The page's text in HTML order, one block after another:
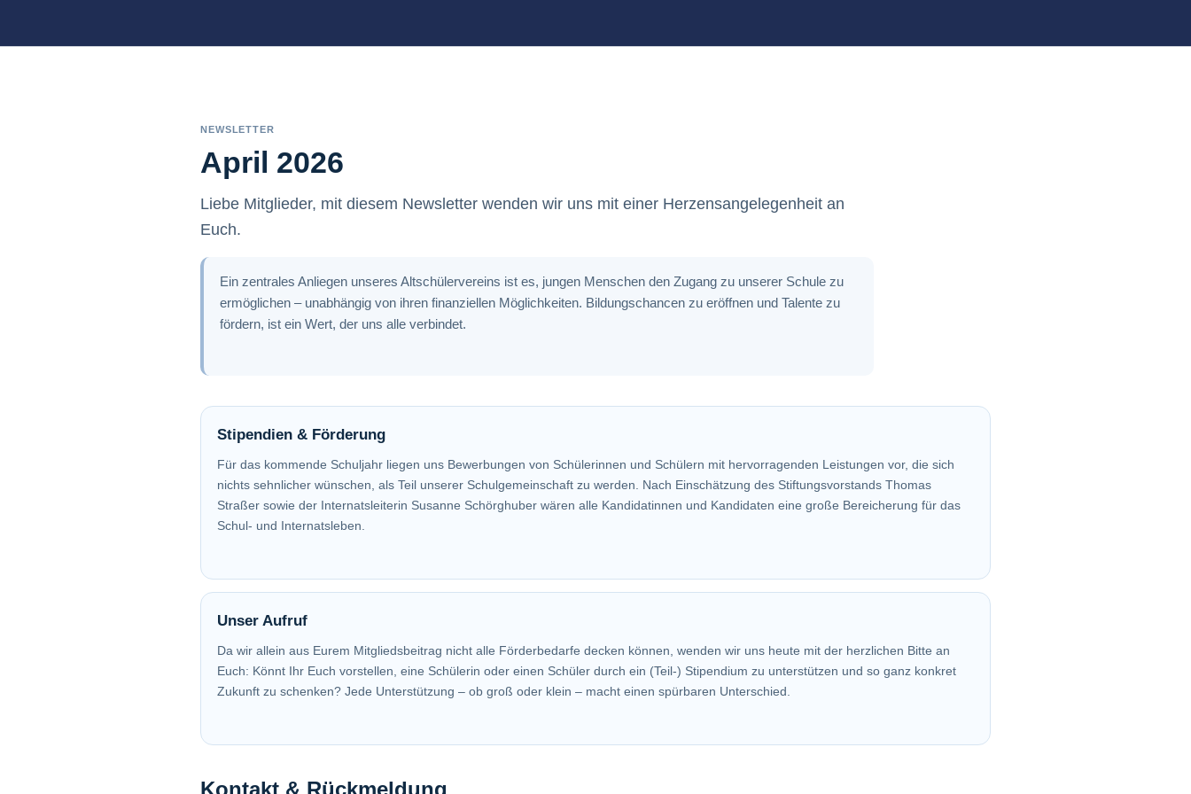
NEWSLETTER
April 2026
Liebe Mitglieder, mit diesem Newsletter wenden wir uns mit einer Herzensangelegenheit an
Euch.
Ein zentrales Anliegen unseres Altschülervereins ist es, jungen Menschen den Zugang zu unserer Schule zu
ermöglichen – unabhängig von ihren finanziellen Möglichkeiten. Bildungschancen zu eröffnen und Talente zu
fördern, ist ein Wert, der uns alle verbindet.
Stipendien & Förderung
Für das kommende Schuljahr liegen uns Bewerbungen von Schülerinnen und Schülern mit hervorragenden Leistungen vor, die sich
nichts sehnlicher wünschen, als Teil unserer Schulgemeinschaft zu werden. Nach Einschätzung des Stiftungsvorstands Thomas
Straßer sowie der Internatsleiterin Susanne Schörghuber wären alle Kandidatinnen und Kandidaten eine große Bereicherung für das
Schul- und Internatsleben.
Unser Aufruf
Da wir allein aus Eurem Mitgliedsbeitrag nicht alle Förderbedarfe decken können, wenden wir uns heute mit der herzlichen Bitte an
Euch: Könnt Ihr Euch vorstellen, eine Schülerin oder einen Schüler durch ein (Teil-) Stipendium zu unterstützen und so ganz konkret
Zukunft zu schenken? Jede Unterstützung – ob groß oder klein – macht einen spürbaren Unterschied.
Kontakt & Rückmeldung